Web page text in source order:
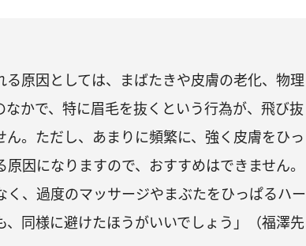
る原因としては、まばたきや皮膚の老化、物理
かで、特に眉毛を抜くという行為が、飛び抜
。ただし、あまりに頻繁に、強く皮膚をひっ
因になりますので、おすすめはできません。
、過度のマッサージやまぶたをひっぱるハー
同様に避けたほうがいいでしょう」（福澤先